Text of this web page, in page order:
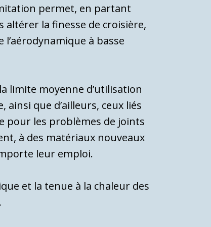
permet, en partant
altérer la finesse de croisière,
à basse
limite moyenne d’utilisation
que d’ailleurs, ceux liés
pour les problèmes de joints
à des matériaux nouveaux
leur emploi.
et la tenue à la chaleur des